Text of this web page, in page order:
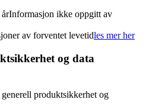
Informasjon ikke oppgitt av
av forventet levetidles mer her
og data
produktsikkerhet og